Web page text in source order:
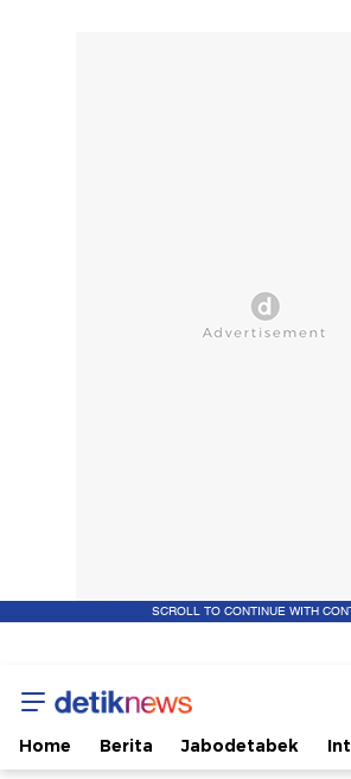
SCROLL TO CONTINUE WITH
Home Berita Jabodetabek